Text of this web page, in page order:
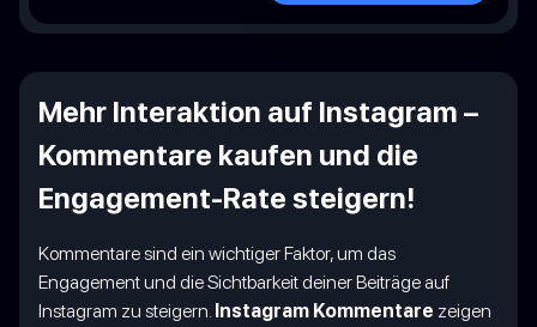
Mehr Interaktion auf Instagram –
Kommentare kaufen und die
Engagement-Rate steigern!
Kommentare sind ein wichtiger Faktor, um das
Engagement und die Sichtbarkeit deiner Beiträge auf
Instagram zu steigern. Instagram Kommentare zeigen